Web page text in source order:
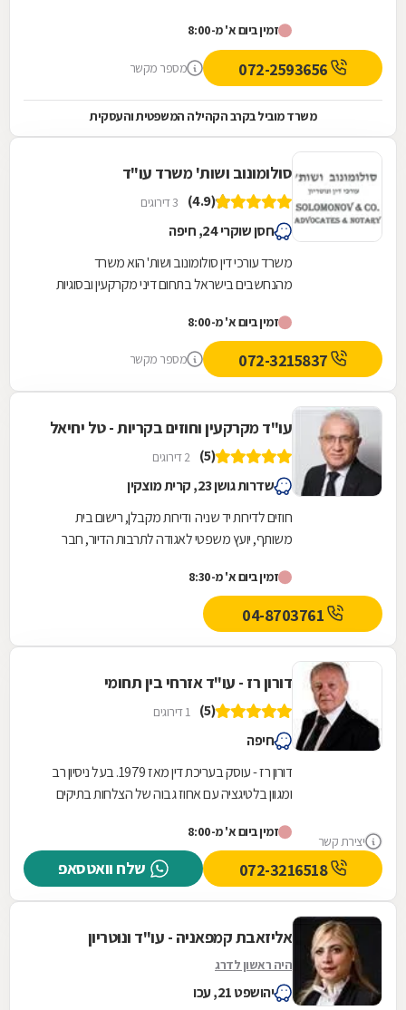
זמין ביום א' מ-8:00
מספר מקשר
משרד מוביל בקרב הקהילה המשפטית והעסקית
סולומונוב ושות' משרד עו"ד
(4.9) 3 דירוגים
חסן שוקרי 24, חיפה
משרד עורכי דין סולומונוב ושות' הוא משרד
מהנחשבים בישראל בתחום דיני מקרקעין ובסוגיות
אישורים והיתרי...
זמין ביום א' מ-8:00
מספר מקשר
עו"ד מקרקעין וחוזים בקריות - טל יחיאל
(5) 2 דירוגים
שדרות גושן 23, קרית מוצקין
חוזים לדירות יד שניה ודירות מקבלן, רישום בית
משותף, יועץ משפטי לאגודה לתרבות הדיור, חבר
זמין ביום א' מ-8:30
יצירת קשר
דורון רז - עו"ד אזרחי בין תחומי
(5) 1 דירוגים
חיפה
דורון רז - עוסק בעריכת דין מאז 1979. בעל ניסיון רב
ומגוון בלטיגציה עם אחוז גבוה של הצלחות בתיקים
זמין ביום א' מ-8:00
שלח וואטסאפ 072-3216518
אליזאבת קמפאניה - עו"ד ונוטריון
היה ראשון לדרג
יהושפט 21, עכו